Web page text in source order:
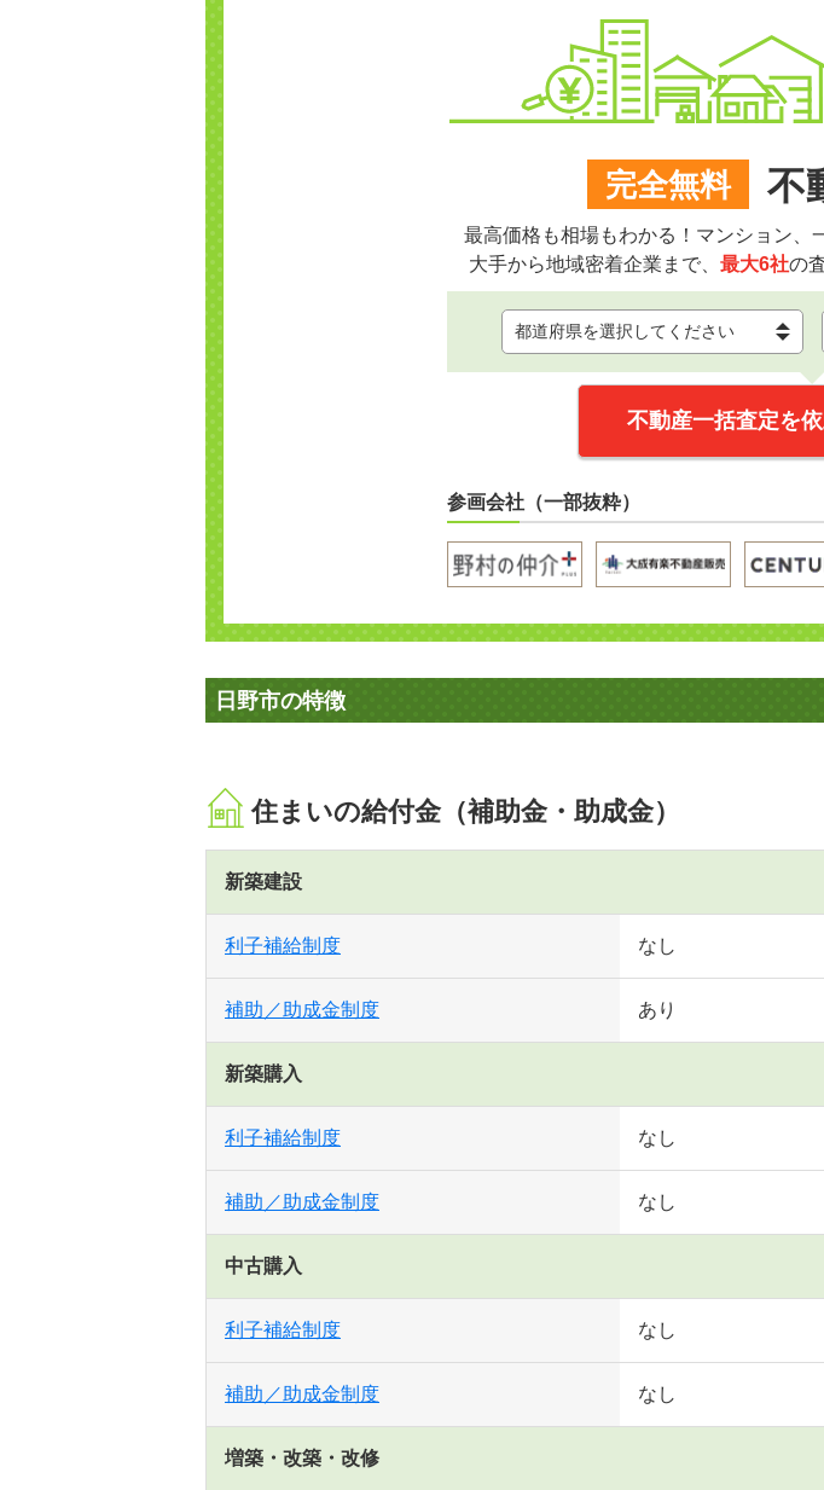
完全無料 不
最高価格も相場もわかる！マンション、
大手から地域密着企業まで、 最大6社の
不動産一括査定を
参画会社（一部抜粋）
日野市の特徴
住まいの給付金（補助金・助成金）
新築建設
利子補給制度 なし
補助／助成金制度 あり
新築購入
利子補給制度 なし
補助／助成金制度 なし
中古購入
利子補給制度 なし
補助／助成金制度 なし
増築・改築・改修